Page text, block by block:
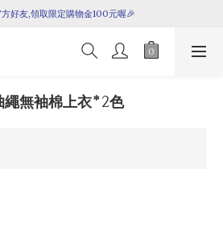
館滿$1699即享免運！
好友,領取限定購物金100元喔🎉
全館滿$1699即享免運！
繩無袖棉上衣*2色